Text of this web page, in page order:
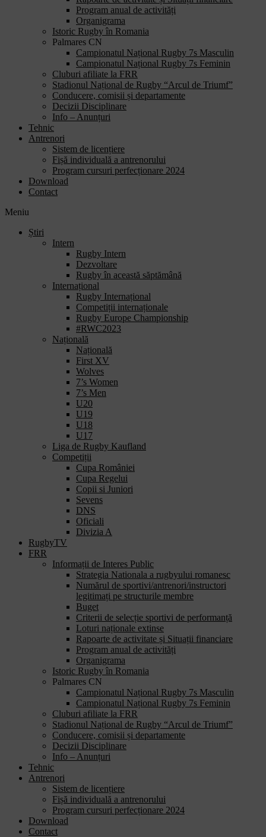
Program anual de activități
Organigrama
Istoric Rugby în Romania
Palmares CN
Campionatul Național Rugby 7s Masculin
Campionatul Național Rugby 7s Feminin
Cluburi afiliate la FRR
Stadionul Național de Rugby “Arcul de Triumf”
Conducere, comisii și departamente
Decizii Disciplinare
Info – Anunțuri
Tehnic
Antrenori
Sistem de licențiere
Fișă individuală a antrenorului
Program cursuri perfecționare 2024
Download
Contact
Meniu
Știri
Intern
Rugby Intern
Dezvoltare
Rugby în această săptămână
Internațional
Rugby Internațional
Competiții internaționale
Rugby Europe Championship
#RWC2023
Națională
Națională
First XV
Wolves
7’s Women
7’s Men
U20
U19
U18
U17
Liga de Rugby Kaufland
Competiții
Cupa României
Cupa Regelui
Copii si Juniori
Sevens
DNS
Oficiali
Divizia A
RugbyTV
FRR
Informații de Interes Public
Strategia Nationala a rugbyului romanesc
Numărul de sportivi/antrenori/instructori
legitimați pe structurile membre
Buget
Criterii de selecție sportivi de performanță
Loturi naționale extinse
Rapoarte de activitate și Situații financiare
Program anual de activități
Organigrama
Istoric Rugby în Romania
Palmares CN
Campionatul Național Rugby 7s Masculin
Campionatul Național Rugby 7s Feminin
Cluburi afiliate la FRR
Stadionul Național de Rugby “Arcul de Triumf”
Conducere, comisii și departamente
Decizii Disciplinare
Info – Anunțuri
Tehnic
Antrenori
Sistem de licențiere
Fișă individuală a antrenorului
Program cursuri perfecționare 2024
Download
Contact